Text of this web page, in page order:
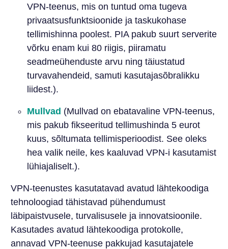
VPN-teenus, mis on tuntud oma tugeva
privaatsusfunktsioonide ja taskukohase
tellimishinna poolest. PIA pakub suurt serverite
võrku enam kui 80 riigis, piiramatu
seadmeühenduste arvu ning täiustatud
turvavahendeid, samuti kasutajasõbralikku
liidest.).
Mullvad (Mullvad on ebatavaline VPN-teenus,
mis pakub fikseeritud tellimushinda 5 eurot
kuus, sõltumata tellimisperioodist. See oleks
hea valik neile, kes kaaluvad VPN-i kasutamist
lühiajaliselt.).
VPN-teenustes kasutatavad avatud lähtekoodiga
tehnoloogiad tähistavad pühendumust
läbipaistvusele, turvalisusele ja innovatsioonile.
Kasutades avatud lähtekoodiga protokolle,
annavad VPN-teenuse pakkujad kasutajatele